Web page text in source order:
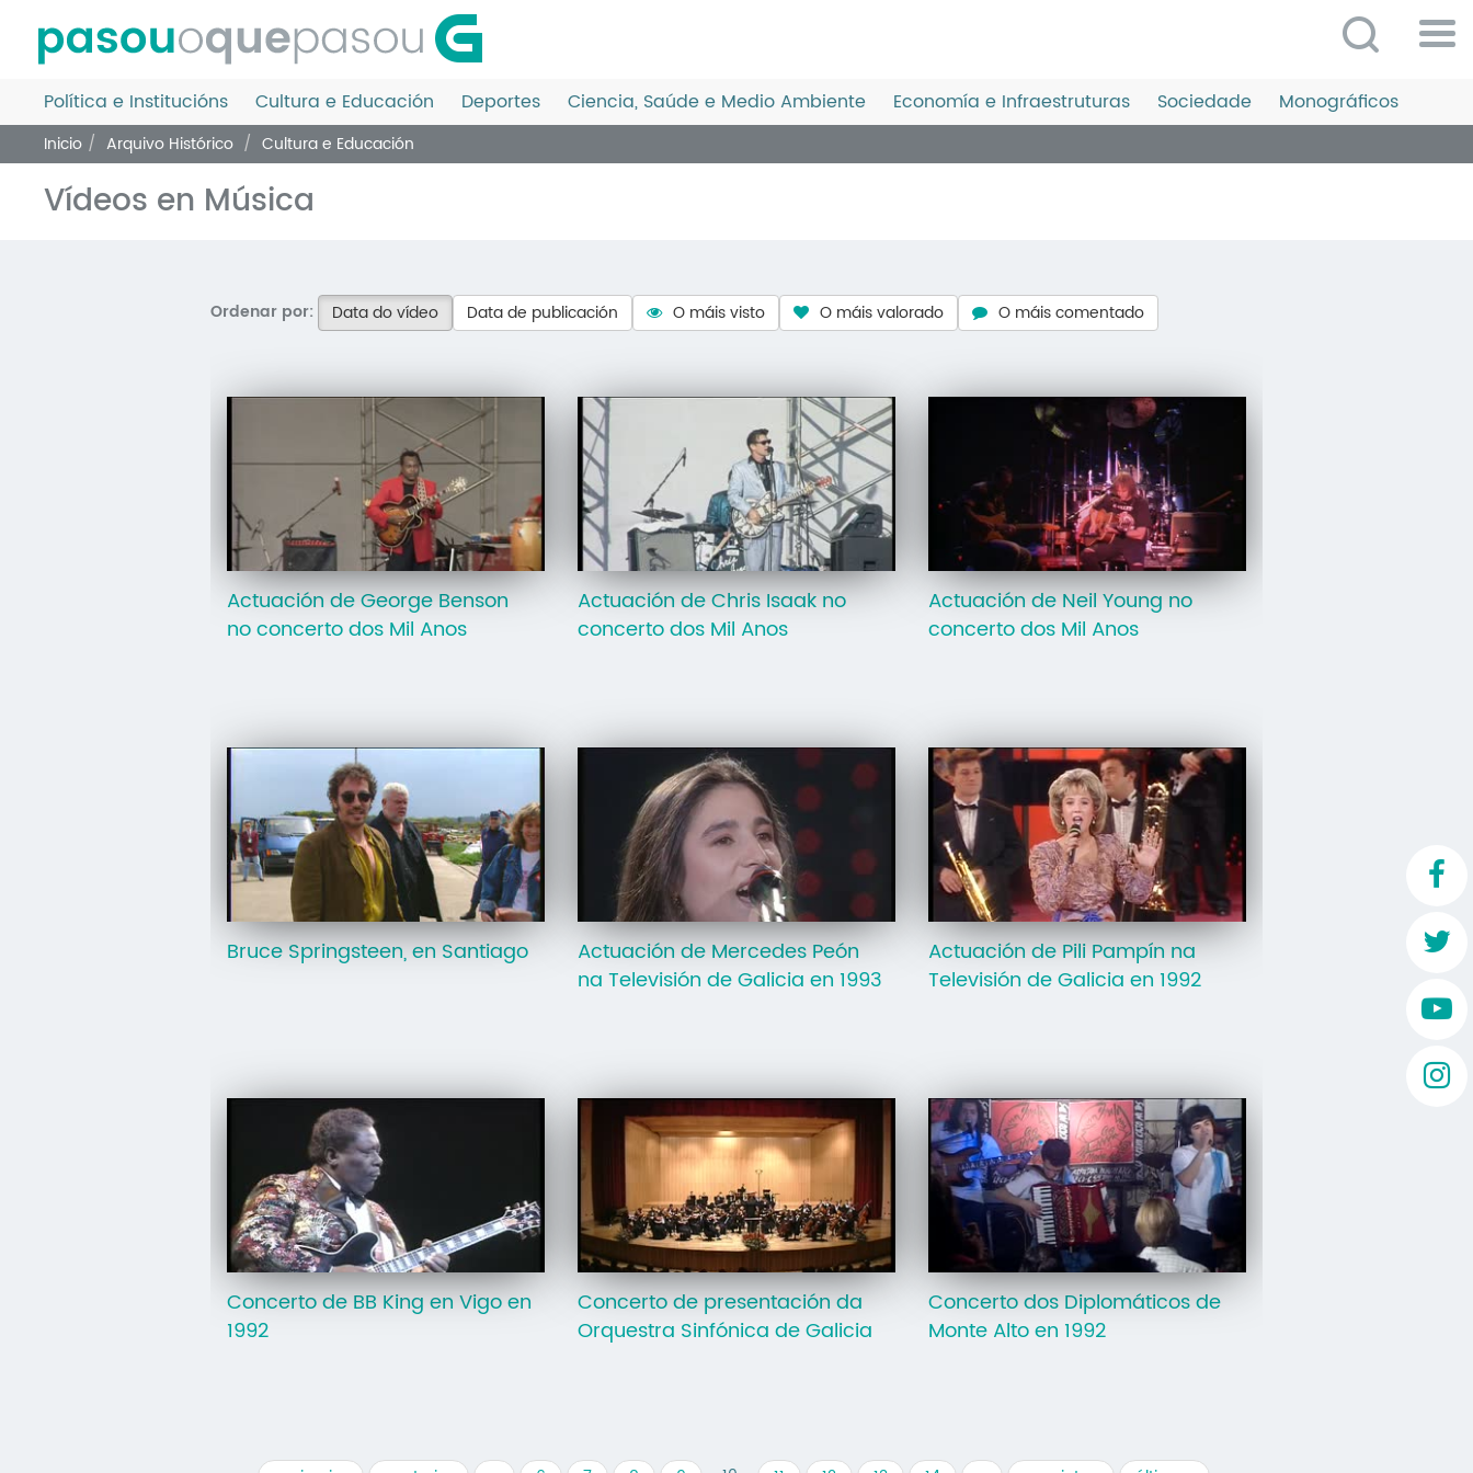
contido
principal
O
Política e Institucións Cultura e Educación Deportes Ciencia, Saúde e Medio Ambiente Economía e Infraestruturas Sociedade Monográficos
Inicio Arquivo Histórico Cultura e Educación
Vídeos en Música
Ordenar por: Data do vídeo Data de publicación O máis visto O máis valorado O máis comentado
Actuación de George Benson
no concerto dos Mil Anos
Actuación de Chris Isaak no
concerto dos Mil Anos
Actuación de Neil Young no
concerto dos Mil Anos
Bruce Springsteen, en Santiago
Actuación de Mercedes Peón
na Televisión de Galicia en 1993
Actuación de Pili Pampín na
Televisión de Galicia en 1992
Concerto de BB King en Vigo en
1992
Concerto de presentación da
Orquestra Sinfónica de Galicia
Concerto dos Diplomáticos de
Monte Alto en 1992